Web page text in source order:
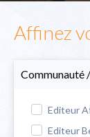
Affinez
Communauté
Editeur
Editeur